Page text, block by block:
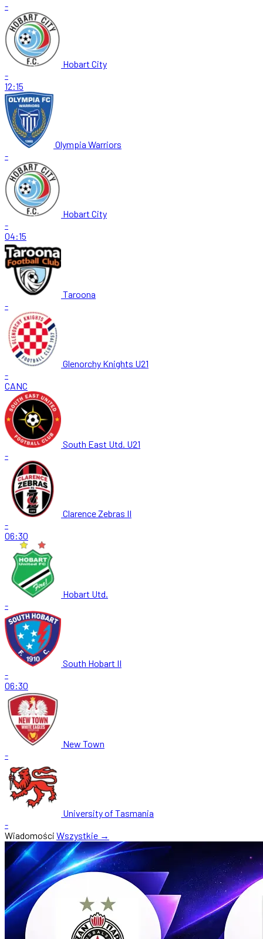
-
Hobart City
-
12:15
Olympia Warriors
-
Hobart City
-
04:15
Taroona
-
Glenorchy Knights U21
-
CANC
South East Utd. U21
-
Clarence Zebras II
-
06:30
Hobart Utd.
-
South Hobart II
-
06:30
New Town
-
University of Tasmania
-
Wiadomości Wszystkie →